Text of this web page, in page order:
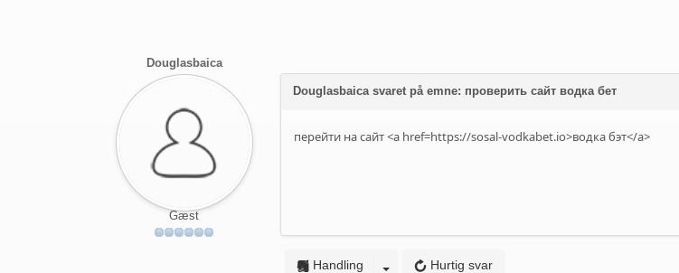
Douglasbaica
Gæst
Douglasbaica svaret på emne: проверить сайт водка бет
перейти на сайт <a href=https://sosal-vodkabet.io>водка бэт</a>
Hurtig svar
Handling